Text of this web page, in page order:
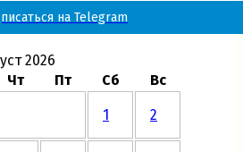
на Telegram
2026
Чт Пт Сб Вс
1 2